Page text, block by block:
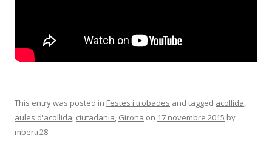
This entry was posted in Festes i trobades and tagged acollida
aules d'acollida ciutadania Girona on 17 novembre 2015 by
mbertr28.